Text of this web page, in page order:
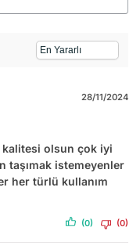
28/11/2024
olsun çok iyi
taşımak istemeyenler
her türlü kullanım
(0) (0)